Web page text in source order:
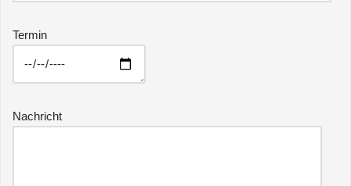
Termin
Nachricht